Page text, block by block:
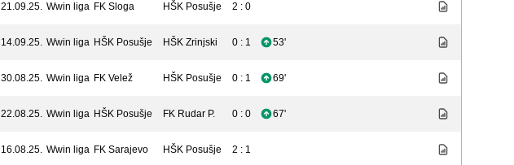
21.09.25. Wwin liga FK Sloga HŠK Posušje 2 : 0
14.09.25. Wwin liga HŠK Posušje HŠK Zrinjski 0 : 1 53'
30.08.25. Wwin liga FK Velež HŠK Posušje 0 : 1 69'
22.08.25. Wwin liga HŠK Posušje FK Rudar P. 0 : 0 67'
16.08.25. Wwin liga FK Sarajevo HŠK Posušje 2 : 1